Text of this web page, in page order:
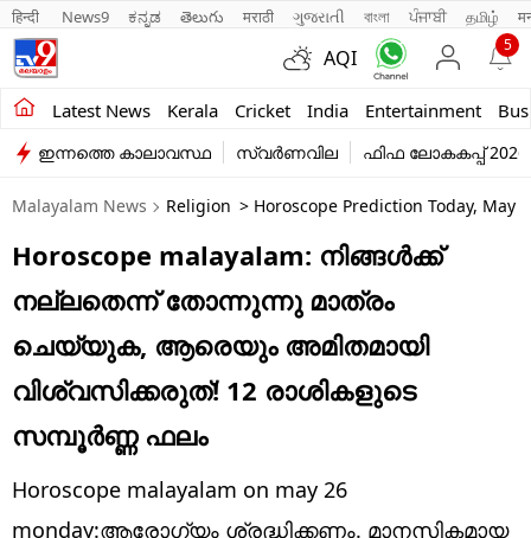
हिन्दी News9 ಕನ್ನಡ తెలుగు मराठी ગુજરાતી বাংলা ਪੰਜਾਬੀ தமிழ்
AQI
5
Latest News Kerala Cricket India Entertainment
Kerala
India
Entertainment
Business
Education
Sports
Lifestyle
world
ഇന്നത്തെ കാലാവസ്ഥ സ്വർണവില ഫിഫ ലോകകപ്പ് 2026
Malayalam News Religion > Horoscope Prediction Today, May
Horoscope malayalam: നിങ്ങൾക്ക്
നല്ലതെന്ന് തോന്നുന്നു മാത്രം
ചെയ്യുക, ആരെയും അമിതമായി
വിശ്വസിക്കരുത്! 12 രാശികളുടെ
സമ്പൂർണ്ണ ഫലം
Horoscope malayalam on may 26
monday:ആരോഗ്യം ശ്രദ്ധിക്കണം. മാനസികമായ